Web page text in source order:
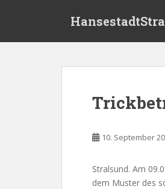
10. September
Stralsund. Am
dem Muster des